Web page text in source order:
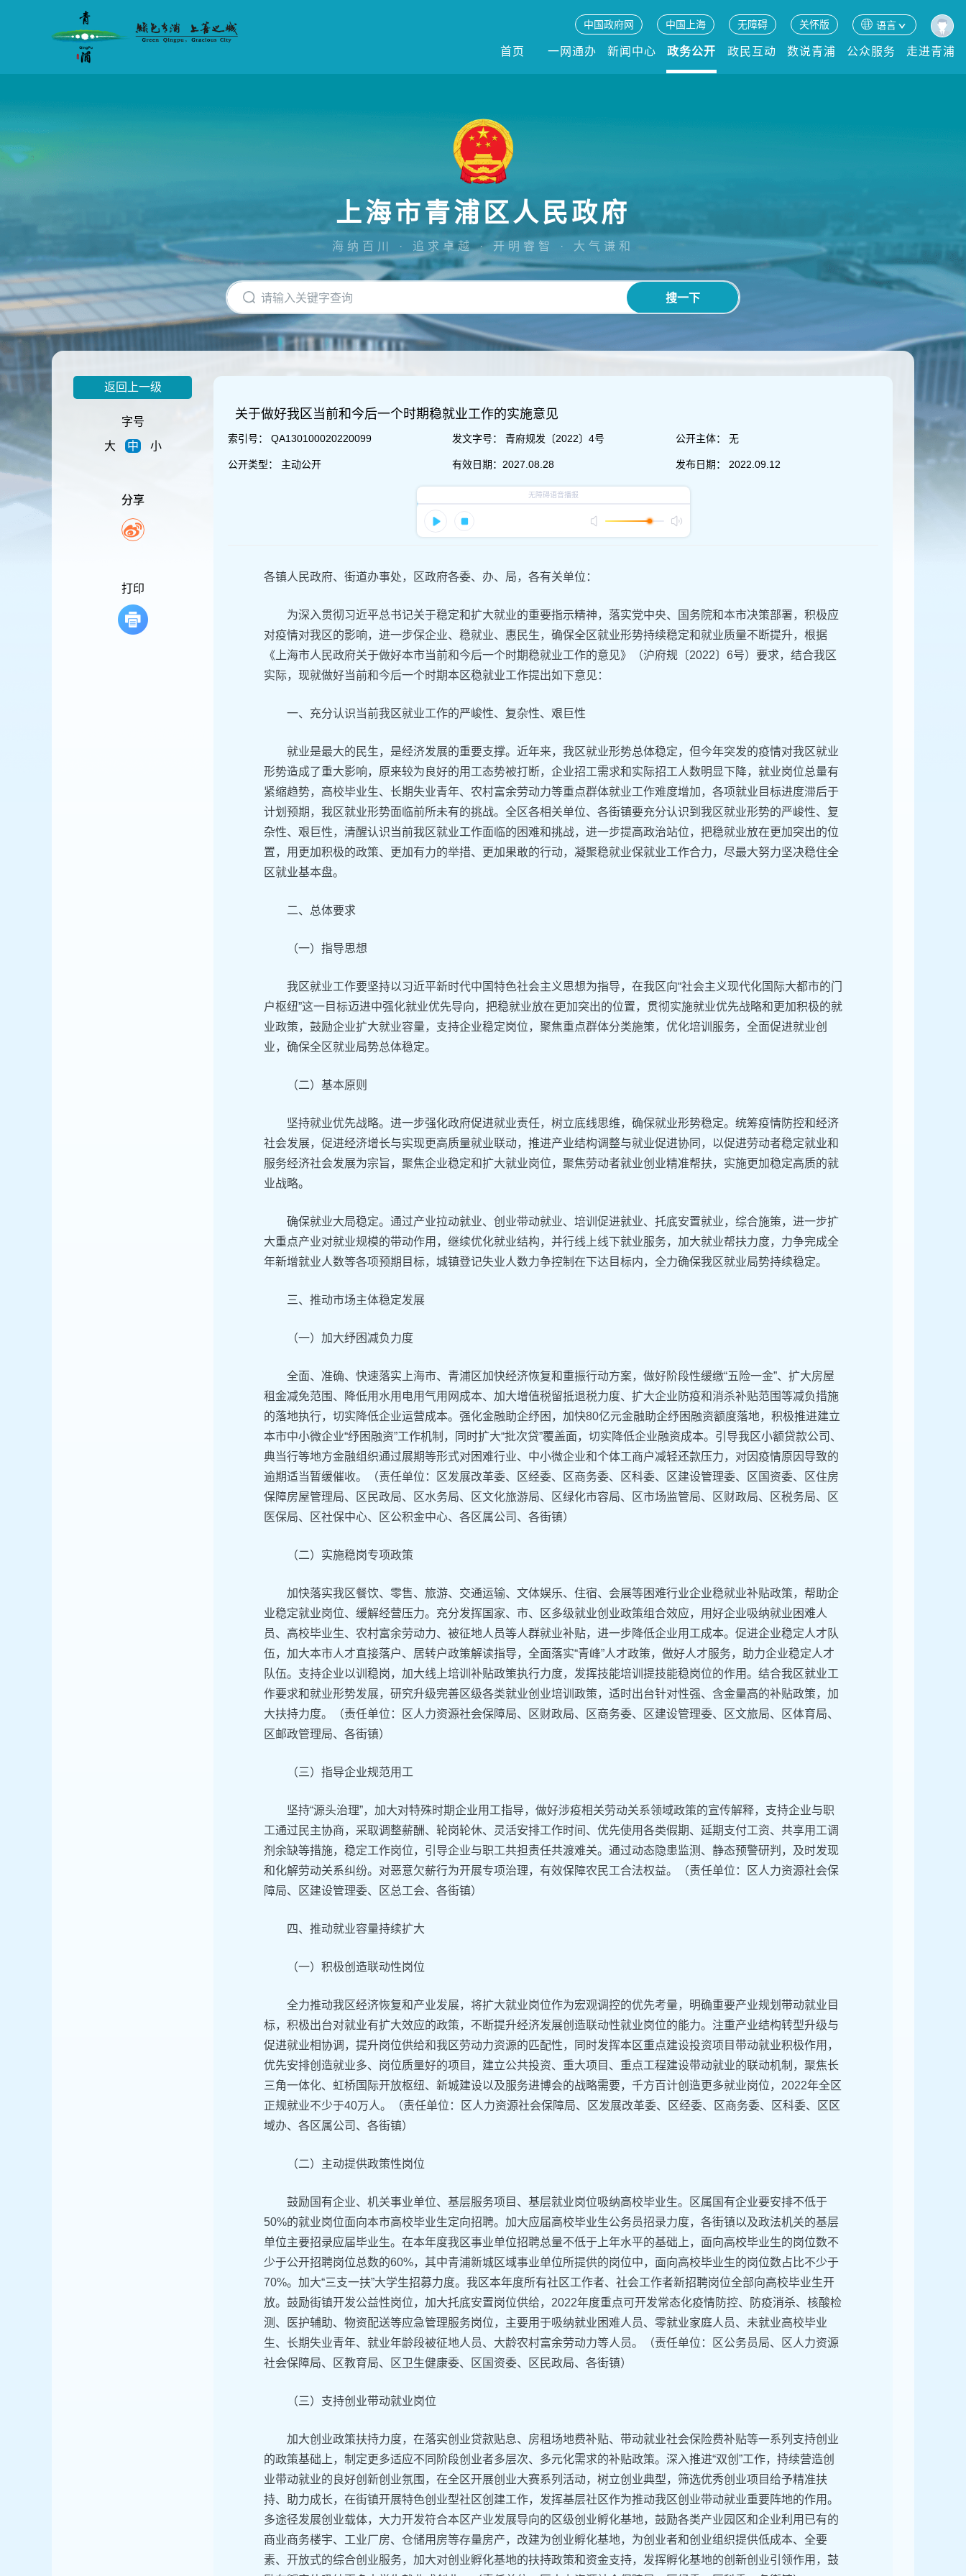
网
主
要
内
容
区
域
中国政府网 中国上海 无障碍 关怀版 语言
首页 一网通办 新闻中心 政务公开 政民互动 数说青浦 公众服务 走进青浦
上海市青浦区人民政府
海纳百川 · 追求卓越 · 开明睿智 · 大气谦和
搜一下
返回上一级
字号
大
中 小
分享
打印
关于做好我区当前和今后一个时期稳就业工作的实施意见
索引号： QA130100020220099
公开类型： 主动公开
发文字号： 青府规发〔2022〕4号
有效日期： 2027.08.28
公开主体： 无
发布日期： 2022.09.12
各镇人民政府、街道办事处，区政府各委、办、局，各有关单位：
为深入贯彻习近平总书记关于稳定和扩大就业的重要指示精神，落实党中央、国务院和本市决策部署，积极应
对疫情对我区的影响，进一步保企业、稳就业、惠民生，确保全区就业形势持续稳定和就业质量不断提升，根据
《上海市人民政府关于做好本市当前和今后一个时期稳就业工作的意见》（沪府规〔2022〕6号）要求，结合我区
实际，现就做好当前和今后一个时期本区稳就业工作提出如下意见：
一、充分认识当前我区就业工作的严峻性、复杂性、艰巨性
就业是最大的民生，是经济发展的重要支撑。近年来，我区就业形势总体稳定，但今年突发的疫情对我区就业
形势造成了重大影响，原来较为良好的用工态势被打断，企业招工需求和实际招工人数明显下降，就业岗位总量有
紧缩趋势，高校毕业生、长期失业青年、农村富余劳动力等重点群体就业工作难度增加，各项就业目标进度滞后于
计划预期，我区就业形势面临前所未有的挑战。全区各相关单位、各街镇要充分认识到我区就业形势的严峻性、复
杂性、艰巨性，清醒认识当前我区就业工作面临的困难和挑战，进一步提高政治站位，把稳就业放在更加突出的位
置，用更加积极的政策、更加有力的举措、更加果敢的行动，凝聚稳就业保就业工作合力，尽最大努力坚决稳住全
区就业基本盘。
二、总体要求
（一）指导思想
我区就业工作要坚持以习近平新时代中国特色社会主义思想为指导，在我区向“社会主义现代化国际大都市的门
户枢纽”这一目标迈进中强化就业优先导向，把稳就业放在更加突出的位置，贯彻实施就业优先战略和更加积极的就
业政策，鼓励企业扩大就业容量，支持企业稳定岗位，聚焦重点群体分类施策，优化培训服务，全面促进就业创
业，确保全区就业局势总体稳定。
（二）基本原则
坚持就业优先战略。进一步强化政府促进就业责任，树立底线思维，确保就业形势稳定。统筹疫情防控和经济
社会发展，促进经济增长与实现更高质量就业联动，推进产业结构调整与就业促进协同，以促进劳动者稳定就业和
服务经济社会发展为宗旨，聚焦企业稳定和扩大就业岗位，聚焦劳动者就业创业精准帮扶，实施更加稳定高质的就
业战略。
确保就业大局稳定。通过产业拉动就业、创业带动就业、培训促进就业、托底安置就业，综合施策，进一步扩
大重点产业对就业规模的带动作用，继续优化就业结构，并行线上线下就业服务，加大就业帮扶力度，力争完成全
年新增就业人数等各项预期目标，城镇登记失业人数力争控制在下达目标内，全力确保我区就业局势持续稳定。
三、推动市场主体稳定发展
（一）加大纾困减负力度
全面、准确、快速落实上海市、青浦区加快经济恢复和重振行动方案，做好阶段性缓缴“五险一金”、扩大房屋
租金减免范围、降低用水用电用气用网成本、加大增值税留抵退税力度、扩大企业防疫和消杀补贴范围等减负措施
的落地执行，切实降低企业运营成本。强化金融助企纾困，加快80亿元金融助企纾困融资额度落地，积极推进建立
本市中小微企业“纾困融资”工作机制，同时扩大“批次贷”覆盖面，切实降低企业融资成本。引导我区小额贷款公司、
典当行等地方金融组织通过展期等形式对困难行业、中小微企业和个体工商户减轻还款压力，对因疫情原因导致的
逾期适当暂缓催收。（责任单位：区发展改革委、区经委、区商务委、区科委、区建设管理委、区国资委、区住房
保障房屋管理局、区民政局、区水务局、区文化旅游局、区绿化市容局、区市场监管局、区财政局、区税务局、区
医保局、区社保中心、区公积金中心、各区属公司、各街镇）
（二）实施稳岗专项政策
加快落实我区餐饮、零售、旅游、交通运输、文体娱乐、住宿、会展等困难行业企业稳就业补贴政策，帮助企
业稳定就业岗位、缓解经营压力。充分发挥国家、市、区多级就业创业政策组合效应，用好企业吸纳就业困难人
员、高校毕业生、农村富余劳动力、被征地人员等人群就业补贴，进一步降低企业用工成本。促进企业稳定人才队
伍，加大本市人才直接落户、居转户政策解读指导，全面落实“青峰”人才政策，做好人才服务，助力企业稳定人才
队伍。支持企业以训稳岗，加大线上培训补贴政策执行力度，发挥技能培训提技能稳岗位的作用。结合我区就业工
作要求和就业形势发展，研究升级完善区级各类就业创业培训政策，适时出台针对性强、含金量高的补贴政策，加
大扶持力度。（责任单位：区人力资源社会保障局、区财政局、区商务委、区建设管理委、区文旅局、区体育局、
区邮政管理局、各街镇）
（三）指导企业规范用工
坚持“源头治理”，加大对特殊时期企业用工指导，做好涉疫相关劳动关系领域政策的宣传解释，支持企业与职
工通过民主协商，采取调整薪酬、轮岗轮休、灵活安排工作时间、优先使用各类假期、延期支付工资、共享用工调
剂余缺等措施，稳定工作岗位，引导企业与职工共担责任共渡难关。通过动态隐患监测、静态预警研判，及时发现
和化解劳动关系纠纷。对恶意欠薪行为开展专项治理，有效保障农民工合法权益。（责任单位：区人力资源社会保
障局、区建设管理委、区总工会、各街镇）
四、推动就业容量持续扩大
（一）积极创造联动性岗位
全力推动我区经济恢复和产业发展，将扩大就业岗位作为宏观调控的优先考量，明确重要产业规划带动就业目
标，积极出台对就业有扩大效应的政策，不断提升经济发展创造联动性就业岗位的能力。注重产业结构转型升级与
促进就业相协调，提升岗位供给和我区劳动力资源的匹配性，同时发挥本区重点建设投资项目带动就业积极作用，
优先安排创造就业多、岗位质量好的项目，建立公共投资、重大项目、重点工程建设带动就业的联动机制，聚焦长
三角一体化、虹桥国际开放枢纽、新城建设以及服务进博会的战略需要，千方百计创造更多就业岗位，2022年全区
正规就业不少于40万人。（责任单位：区人力资源社会保障局、区发展改革委、区经委、区商务委、区科委、区区
域办、各区属公司、各街镇）
（二）主动提供政策性岗位
鼓励国有企业、机关事业单位、基层服务项目、基层就业岗位吸纳高校毕业生。区属国有企业要安排不低于
50%的就业岗位面向本市高校毕业生定向招聘。加大应届高校毕业生公务员招录力度，各街镇以及政法机关的基层
单位主要招录应届毕业生。在本年度我区事业单位招聘总量不低于上年水平的基础上，面向高校毕业生的岗位数不
少于公开招聘岗位总数的60%，其中青浦新城区域事业单位所提供的岗位中，面向高校毕业生的岗位数占比不少于
70%。加大“三支一扶”大学生招募力度。我区本年度所有社区工作者、社会工作者新招聘岗位全部向高校毕业生开
放。鼓励街镇开发公益性岗位，加大托底安置岗位供给，2022年度重点可开发常态化疫情防控、防疫消杀、核酸检
测、医护辅助、物资配送等应急管理服务岗位，主要用于吸纳就业困难人员、零就业家庭人员、未就业高校毕业
生、长期失业青年、就业年龄段被征地人员、大龄农村富余劳动力等人员。（责任单位：区公务员局、区人力资源
社会保障局、区教育局、区卫生健康委、区国资委、区民政局、各街镇）
（三）支持创业带动就业岗位
加大创业政策扶持力度，在落实创业贷款贴息、房租场地费补贴、带动就业社会保险费补贴等一系列支持创业
的政策基础上，制定更多适应不同阶段创业者多层次、多元化需求的补贴政策。深入推进“双创”工作，持续营造创
业带动就业的良好创新创业氛围，在全区开展创业大赛系列活动，树立创业典型，筛选优秀创业项目给予精准扶
持、助力成长，在街镇开展特色创业型社区创建工作，发挥基层社区作为推动我区创业带动就业重要阵地的作用。
多途径发展创业载体，大力开发符合本区产业发展导向的区级创业孵化基地，鼓励各类产业园区和企业利用已有的
商业商务楼宇、工业厂房、仓储用房等存量房产，改建为创业孵化基地，为创业者和创业组织提供低成本、全要
素、开放式的综合创业服务，加大对创业孵化基地的扶持政策和资金支持，发挥孵化基地的创新创业引领作用，鼓